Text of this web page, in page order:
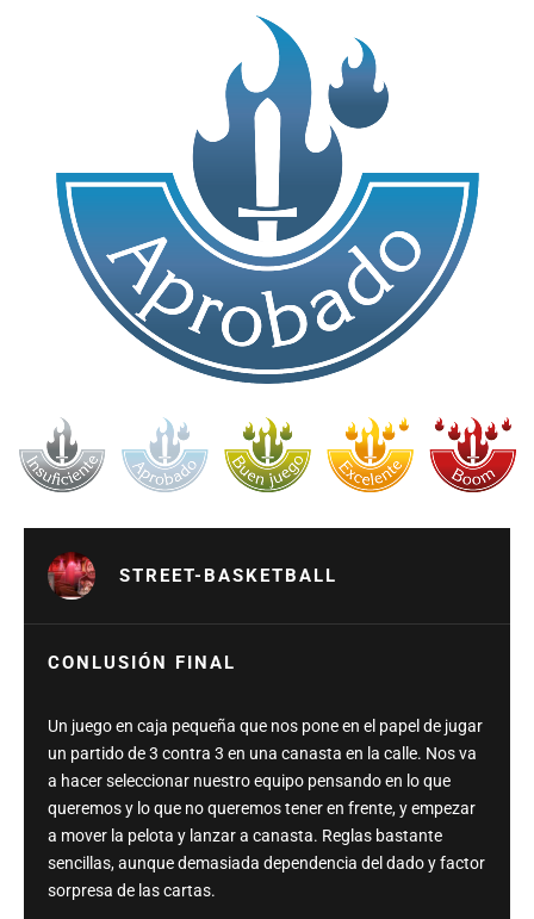
STREET-BASKETBALL
CONLUSIÓN FINAL
Un juego en caja pequeña que nos pone en el papel de jugar
un partido de 3 contra 3 en una canasta en la calle. Nos va
a hacer seleccionar nuestro equipo pensando en lo que
queremos y lo que no queremos tener en frente, y empezar
a mover la pelota y lanzar a canasta. Reglas bastante
sencillas, aunque demasiada dependencia del dado y factor
sorpresa de las cartas.